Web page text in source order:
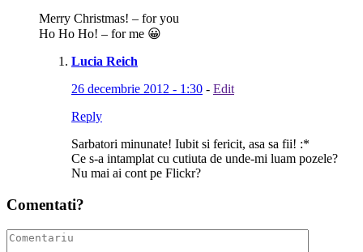
Merry Christmas! – for you
Ho Ho Ho! – for me 😀
Lucia Reich
26 decembrie 2012 - 1:30 - Edit
Reply
Sarbatori minunate! Iubit si fericit, asa sa fii! :*
Ce s-a intamplat cu cutiuta de unde-mi luam pozele?
Nu mai ai cont pe Flickr?
Comentati?